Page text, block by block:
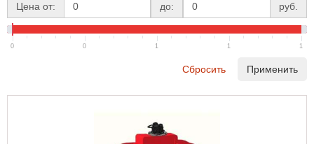
Цена от: до: руб.
0 0 1 1 1
Сбросить Применить